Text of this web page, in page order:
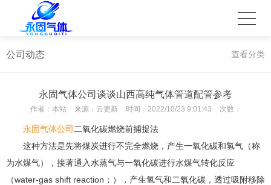
公司动态 查看分类
永固气体公司谈谈山西高纯气体管道配管参考
作者： 本站 来源： 云更新 时间： 2022/10/23 9:01:43 次数：
永固气体公司 二氧化碳燃烧前捕捉法
这种方法是先将煤炭进行不完全燃烧，产生一氧化碳和氢气（称
为水煤气），接著通入水蒸气与一氧化碳进行水煤气转化反应
（water-gas shift reaction；），产生氢气和二氧化碳，透过吸附移除